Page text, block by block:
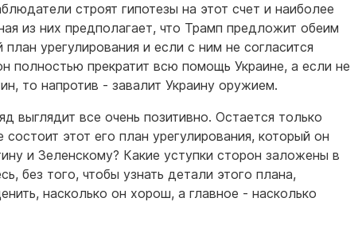
строят гипотезы на этот счет и наиболее
из них предполагает, что Трамп предложит обеим
план урегулирования и если с ним не согласится
полностью прекратит всю помощь Украине, а если не
то напротив - завалит Украину оружием.
выглядит все очень позитивно. Остается только
состоит этот его план урегулирования, который он
и Зеленскому? Какие уступки сторон заложены в
без того, чтобы узнать детали этого плана,
насколько он хорош, а главное - насколько